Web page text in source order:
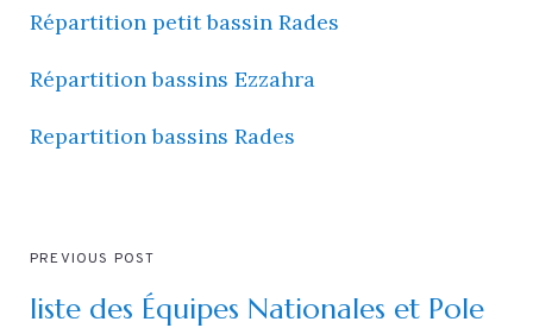
Répartition petit bassin Rades
Répartition bassins Ezzahra
Repartition bassins Rades
PREVIOUS POST
liste des Équipes Nationales et Pole